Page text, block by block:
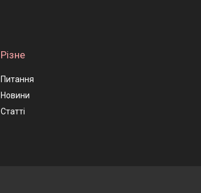
Різне
Питання
Новини
Статті